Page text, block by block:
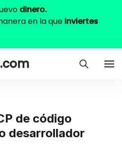
dinero.
en la que inviertes
de código
desarrollador